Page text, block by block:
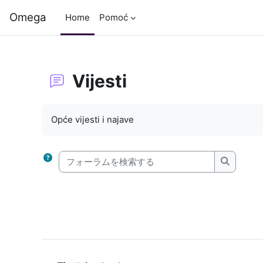
Omega Home Pomoć
Vijesti
Opće vijesti i najave
フォーラムを検索する
フォーラ